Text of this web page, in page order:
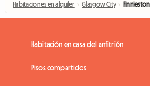
Habitaciones en alquiler › Glasgow City › Finnieston
Habitación en casa del anfitrión
Pisos compartidos